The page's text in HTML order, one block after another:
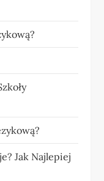
Jak Najlepiej